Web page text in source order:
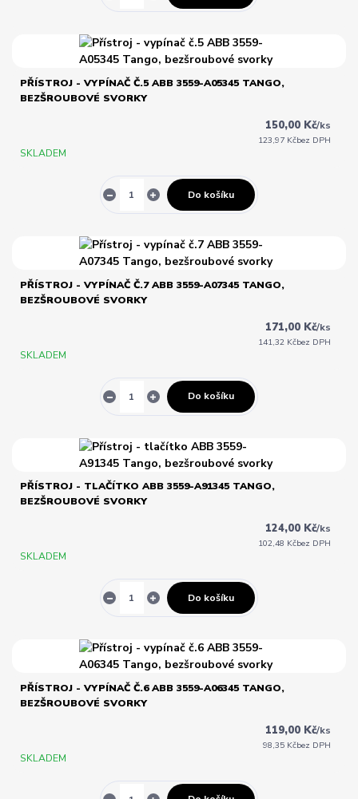
PŘÍSTROJ - VYPÍNAČ Č.5 ABB 3559-A05345 TANGO,
BEZŠROUBOVÉ SVORKY
150,00 Kč/ks
123,97 Kčbez DPH
SKLADEM
Do košíku
PŘÍSTROJ - VYPÍNAČ Č.7 ABB 3559-A07345 TANGO,
BEZŠROUBOVÉ SVORKY
171,00 Kč/ks
141,32 Kčbez DPH
SKLADEM
Do košíku
PŘÍSTROJ - TLAČÍTKO ABB 3559-A91345 TANGO,
BEZŠROUBOVÉ SVORKY
124,00 Kč/ks
102,48 Kčbez DPH
SKLADEM
Do košíku
PŘÍSTROJ - VYPÍNAČ Č.6 ABB 3559-A06345 TANGO,
BEZŠROUBOVÉ SVORKY
119,00 Kč/ks
98,35 Kčbez DPH
SKLADEM